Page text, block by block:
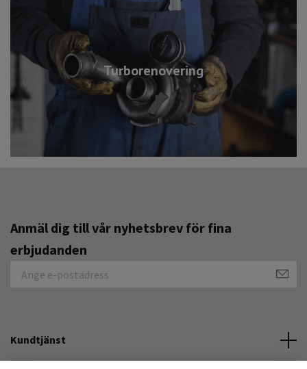
Turborenovering
Anmäl dig till vår nyhetsbrev för fina
erbjudanden
Kundtjänst